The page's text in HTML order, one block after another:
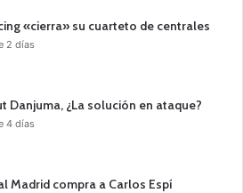
«cierra» su cuarteto de centrales
2 días
Danjuma, ¿La solución en ataque?
4 días
Madrid compra a Carlos Espí